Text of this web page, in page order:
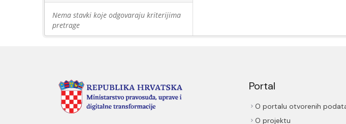
Nema stavki koje odgovaraju kriterijima
pretrage